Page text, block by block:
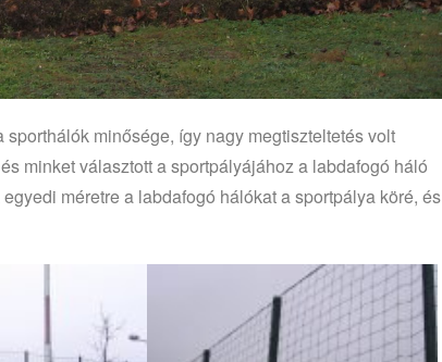
minősége, így nagy megtiszteltetés volt
minket választott a sportpályájához a labdafogó háló
méretre a labdafogó hálókat a sportpálya köré, és